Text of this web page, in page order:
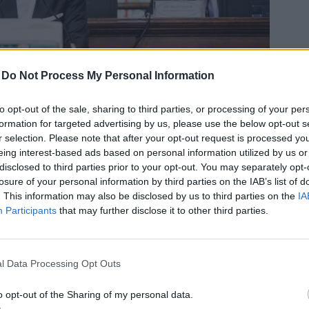
Do Not Process My Personal Information
opt-out of the sale, sharing to third parties, or processing of your
for targeted advertising by us, please use the below opt-out
selection. Please note that after your opt-out request is processed
interest-based ads based on personal information utilized by us
to third parties prior to your opt-out. You may separately
of your personal information by third parties on the IAB’s list of
This information may also be disclosed by us to third parties on the
Participants that may further disclose it to other third parties.
Data Processing Opt Outs
opt-out of the Sharing of my personal data.
kattintva galéria nyílik)
tennék
van világos, hosszútávú fejlesztési terve
a jelen levő vállalkozásokkal való együttműködő
pedig nagyon összetett együttműködésre